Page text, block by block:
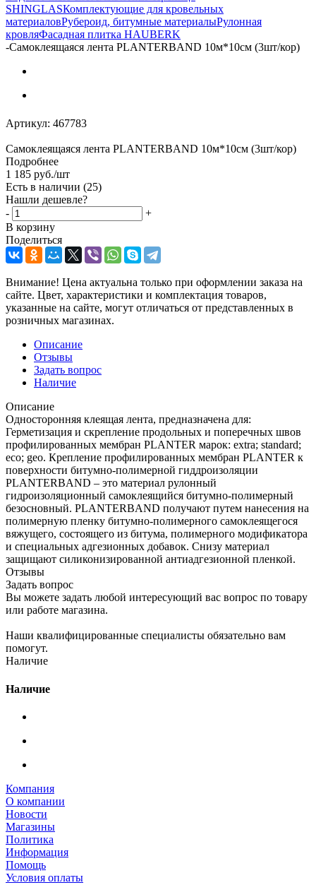
SHINGLASКомплектующие для кровельных
материаловРубероид, битумные материалыРулонная
кровляФасадная плитка HAUBERK
-Самоклеящаяся лента PLANTERBAND 10м*10см (3шт/кор)
Артикул: 467783
Самоклеящаяся лента PLANTERBAND 10м*10см (3шт/кор)
Подробнее
1 185 руб./шт
Есть в наличии (25)
Нашли дешевле?
-
+
В корзину
Поделиться
Внимание! Цена актуальна только при оформлении заказа на
сайте. Цвет, характеристики и комплектация товаров,
указанные на сайте, могут отличаться от представленных в
розничных магазинах.
Описание
Отзывы
Задать вопрос
Наличие
Описание
Односторонняя клеящая лента, предназначена для:
Герметизация и скрепление продольных и поперечных швов
профилированных мембран PLANTER марок: extra; standard;
eco; geo. Крепление профилированных мембран PLANTER к
поверхности битумно-полимерной гиддроизоляции
PLANTERBAND – это материал рулонный
гидроизоляционный самоклеящийся битумно-полимерный
безосновный. PLANTERBAND получают путем нанесения на
полимерную пленку битумно-полимерного самоклеящегося
вяжущего, состоящего из битума, полимерного модификатора
и специальных адгезионных добавок. Снизу материал
защищают силиконизированной антиадгезионной пленкой.
Отзывы
Задать вопрос
Вы можете задать любой интересующий вас вопрос по товару
или работе магазина.
Наши квалифицированные специалисты обязательно вам
помогут.
Наличие
Наличие
Компания
О компании
Новости
Магазины
Политика
Информация
Помощь
Условия оплаты